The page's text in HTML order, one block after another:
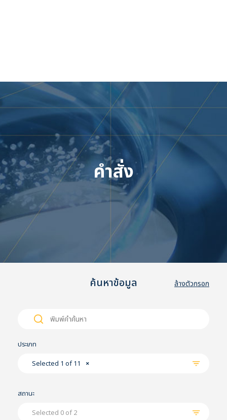
เข้าสู่ระบบ
คำสั่ง
ค้นหาข้อมูล ล้างตัวกรอก
Search
ประเภท
×
Selected 1 of 11
สถานะ
Selected 0 of 2
Search